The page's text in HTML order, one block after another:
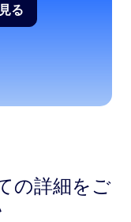
る
る
の詳細をご